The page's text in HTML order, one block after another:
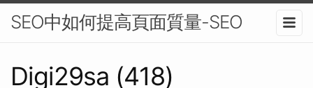
SEO中如何提高頁面質量-SEO
Digi29sa (418)